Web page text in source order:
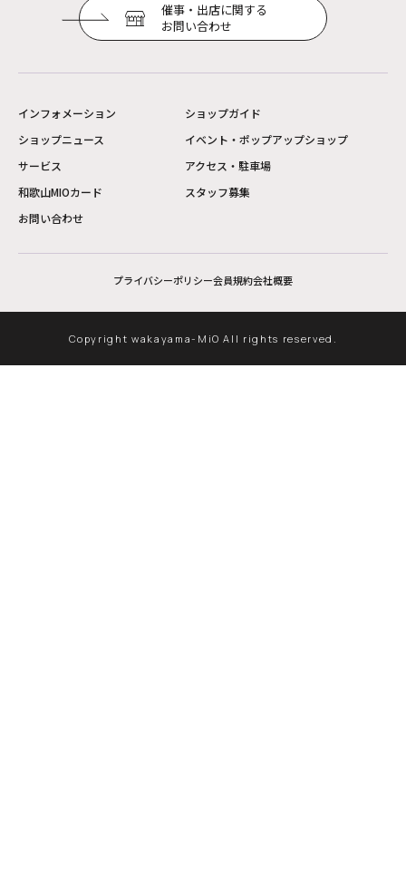
催事・出店に関する
お問い合わせ
インフォメーション
ショップガイド
ショップニュース
イベント・ポップアップショップ
サービス
アクセス・駐車場
和歌山MIOカード
スタッフ募集
お問い合わせ
プライバシーポリシー会員規約会社概要
Copyright wakayama-MiO All rights reserved.